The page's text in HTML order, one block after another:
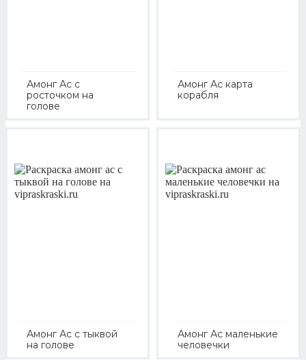
Амонг Ас с
росточком на
голове
Амонг Ас карта
корабля
Амонг Ас с тыквой
на голове
Амонг Ас маленькие
человечки